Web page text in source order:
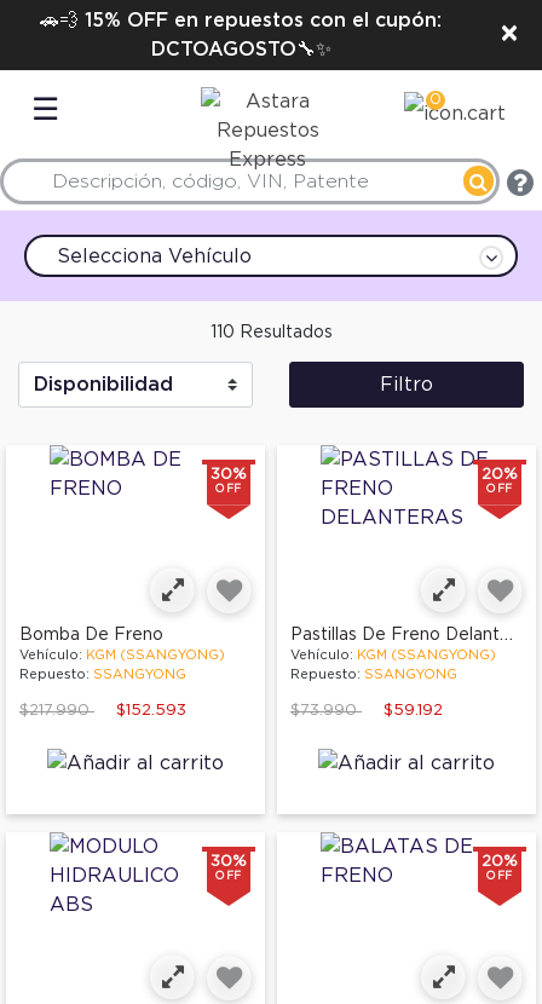
🚗💨 15% OFF en repuestos con el cupón:
DCTOAGOSTO🔧✨
×
☰ 0
Selecciona Vehículo
110 Resultados
Filtro
30%
OFF
Bomba De Freno
Vehículo: KGM (SSANGYONG)
Repuesto: SSANGYONG
Price reduced from
$217.990to $152.593
20%
OFF
Pastillas De Freno Delanteras
Vehículo: KGM (SSANGYONG)
Repuesto: SSANGYONG
Price reduced from
$73.990to $59.192
30%
OFF
20%
OFF